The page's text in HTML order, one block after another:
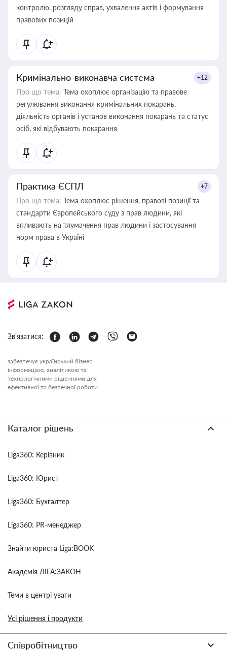
контролю, розгляду справ, ухвалення актів і формування
правових позицій
Кримінально-виконавча система +12
Про що тема: Тема охоплює організацію та правове
регулювання виконання кримінальних покарань,
діяльність органів і установ виконання покарань та статус
осіб, які відбувають покарання
Практика ЄСПЛ +7
Про що тема: Тема охоплює рішення, правові позиції та
стандарти Європейського суду з прав людини, які
впливають на тлумачення прав людини і застосування
норм права в Україні
Зв'язатися:
забезпечує український бізнес
інформацією, аналітикою та
технологічними рішеннями для
ефективної та безпечної роботи.
Каталог рішень
Liga360: Керівник
Liga360: Юрист
Liga360: Бухгалтер
Liga360: PR-менеджер
Знайти юриста Liga:BOOK
Академія ЛІГА:ЗАКОН
Теми в центрі уваги
Усі рішення і продукти
Співробітництво